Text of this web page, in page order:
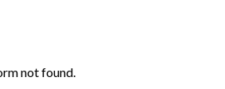
not found.